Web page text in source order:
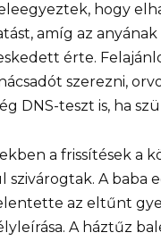
hogy
amíg az anyának
érte.
szerezni,
DNS-teszt is, ha
a frissítések a
szivárogtak. A baba
az eltűnt
A háztűz